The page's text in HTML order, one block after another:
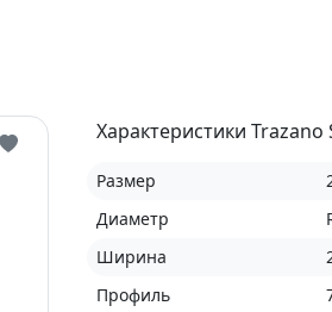
Характеристики Trazano
Размер
Диаметр
Ширина
Профиль